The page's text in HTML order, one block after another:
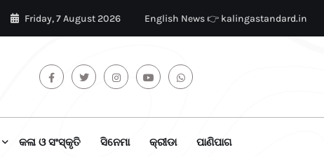
Friday, 7 August 2026 English News 👉 kalingastandard.in
କଳା ଓ ସଂସ୍କୃତି ସିନେମା କ୍ରୀଡା ପାଣିପାଗ